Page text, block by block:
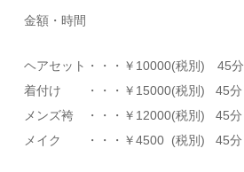
金額・時間
ヘアセット・・・￥10000(税別) 45分
着付け ・・・￥15000(税別) 45分
メンズ袴 ・・・￥12000(税別) 45分
メイク ・・・￥4500 (税別) 45分